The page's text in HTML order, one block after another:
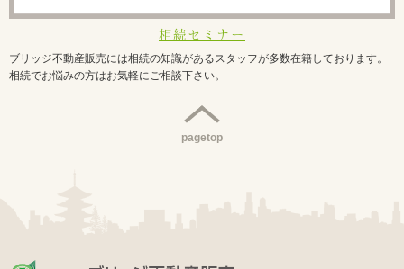
相続セミナー
ブリッジ不動産販売には相続の知識があるスタッフが多数在籍しております。
相続でお悩みの方はお気軽にご相談下さい。
pagetop